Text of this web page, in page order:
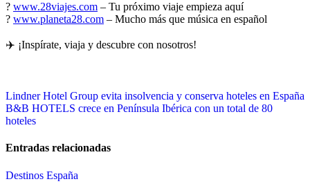
? www.28viajes.com – Tu próximo viaje empieza aquí
? www.planeta28.com – Mucho más que música en español
✈️ ¡Inspírate, viaja y descubre con nosotros!
Navegación
de
Lindner Hotel Group evita insolvencia y conserva hoteles en España
B&B HOTELS crece en Península Ibérica con un total de 80
hoteles
Entradas relacionadas
Destinos España